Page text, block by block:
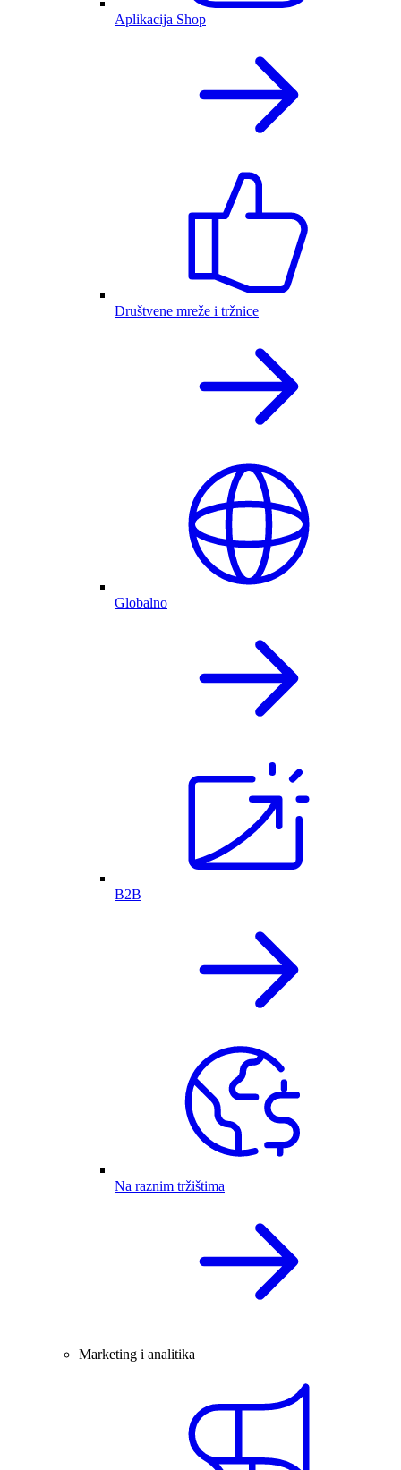
Aplikacija Shop
Društvene mreže i tržnice
Globalno
B2B
Na raznim tržištima
Marketing i analitika